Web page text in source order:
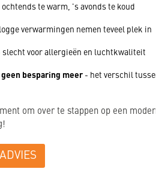
te warm, 's avonds te koud
verwarmingen nemen teveel plek in
voor allergieën en luchtkwaliteit
besparing meer- het verschil
om over te stappen op een